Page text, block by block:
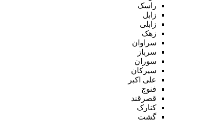
راسک
زابل
زابلی
زهک
سراوان
سرباز
سوران
سیرکان
علی اکبر
فنوج
قصرقند
کنارک
گشت